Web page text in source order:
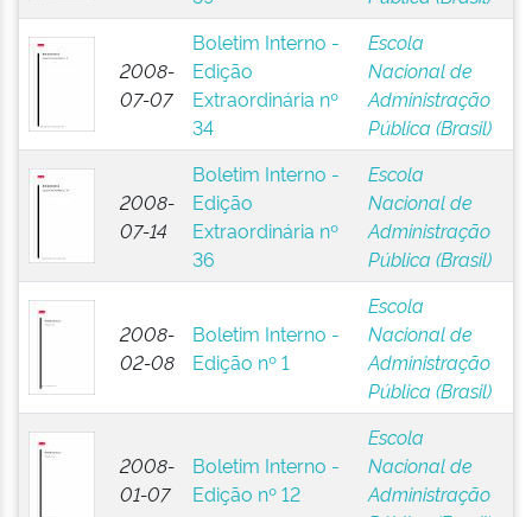
2008-
07-07
Boletim Interno -
Edição
Extraordinária nº
34
Escola
Nacional de
Administração
Pública (Brasil)
2008-
07-14
Boletim Interno -
Edição
Extraordinária nº
36
Escola
Nacional de
Administração
Pública (Brasil)
2008-
02-08
Boletim Interno -
Edição nº 1
Escola
Nacional de
Administração
Pública (Brasil)
2008-
01-07
Boletim Interno -
Edição nº 12
Escola
Nacional de
Administração